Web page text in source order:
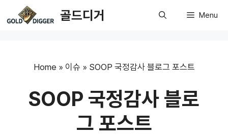
to
골드디거 Menu
Home » 이슈 » SOOP 국정감사 블로그 포스트
SOOP 국정감사 블로
그 포스트